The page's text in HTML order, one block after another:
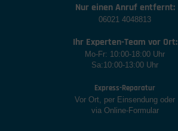
Nur einen Anruf entfernt:
06021 4048813
Ihr Experten-Team vor Ort:
Mo-Fr: 10:00-18:00 Uhr
Sa:10:00-13:00 Uhr
Express-Reparatur
Vor Ort, per Einsendung oder
via Online-Formular